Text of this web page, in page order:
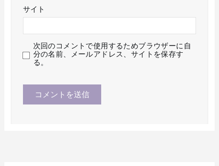
サイト
次回のコメントで使用するためブラウザーに自
分の名前、メールアドレス、サイトを保存す
る。